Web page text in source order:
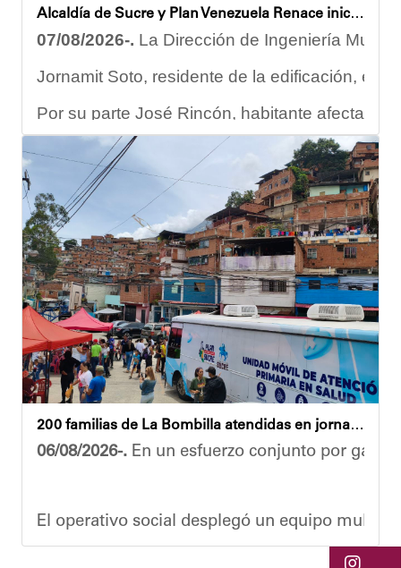
Alcaldía de Sucre y Plan Venezuela Renace iniciaron demolición de fachadas en Residencias Los Dos Caminos
07/08/2026-. La Dirección de Ingeniería
Jornamit Soto, residente de la edificación,
Por su parte José Rincón, habitante afectado
“El proceso comenzó con una primera
Ante la emergencia, los vecinos del referido
Las cuadrillas de trabajo permanecen
Yois Coellar
200 familias de La Bombilla atendidas en jornada integral
06/08/2026-. En un esfuerzo conjunto por
El operativo social desplegó un equipo